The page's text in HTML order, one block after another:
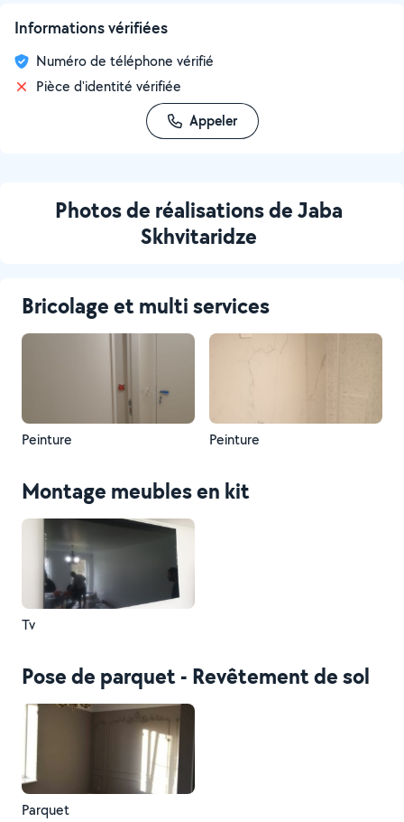
Informations vérifiées
Numéro de téléphone vérifié
Pièce d'identité vérifiée
Appeler
Photos de réalisations de Jaba
Skhvitaridze
Bricolage et multi services
Peinture Peinture
Montage meubles en kit
Tv
Pose de parquet - Revêtement de sol
Parquet